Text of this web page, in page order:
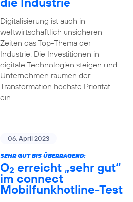
Digitalisierung ist auch in
weltwirtschaftlich unsicheren
Zeiten das Top-Thema der
Industrie. Die Investitionen in
digitale Technologien steigen und
Unternehmen räumen der
Transformation höchste Priorität
ein.
06. April 2023
SEHR GUT BIS ÜBERRAGEND:
O2 erreicht „sehr gut“
im connect
Mobilfunkhotline-Test